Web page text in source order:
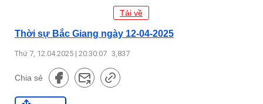
Tải về
Thời sự Bắc Giang ngày 12-04-2025
Thứ 7, 12.04.2025 | 20:30:07 3,837
Chia sẻ